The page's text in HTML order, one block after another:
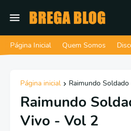
Página Inicial Quem Somos
Página inicial Raimundo Soldado
Raimundo
Vivo - Vol 2